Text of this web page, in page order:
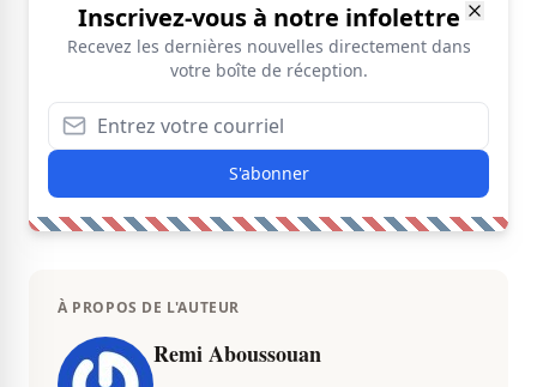
Inscrivez-vous à notre infolettre
Recevez les dernières nouvelles directement dans
votre boîte de réception.
S'abonner
À PROPOS DE L'AUTEUR
Remi Aboussouan